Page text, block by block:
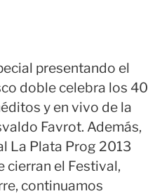
presentando el
doble celebra los 40
y en vivo de la
Favrot. Además,
La Plata Prog 2013
cierran el Festival,
continuamos